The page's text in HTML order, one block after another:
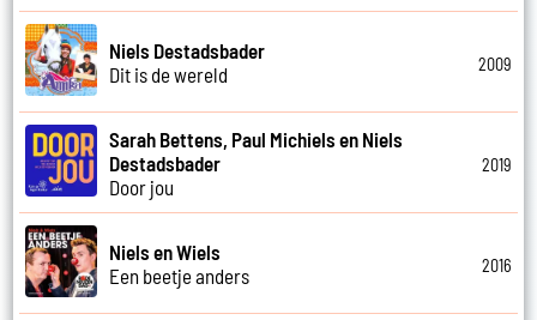
Niels Destadsbader
Dit is de wereld
2009
Sarah Bettens, Paul Michiels en Niels
Destadsbader
Door jou
2019
Niels en Wiels
Een beetje anders
2016